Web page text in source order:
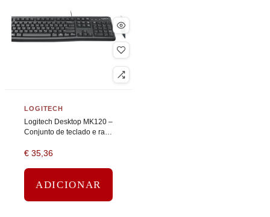
LOGITECH
Logitech Desktop MK120 –
Conjunto de teclado e rato
€ 35,36
ADICIONAR